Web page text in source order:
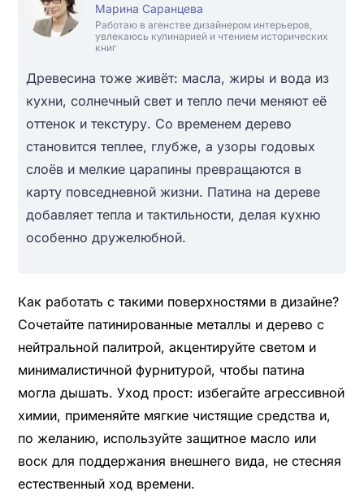
Марина Саранцева
Работаю в агенстве дизайнером интерьеров,
увлекаюсь кулинарией и чтением исторических
книг
Древесина тоже живёт: масла, жиры и вода из
кухни, солнечный свет и тепло печи меняют её
оттенок и текстуру. Со временем дерево
становится теплее, глубже, а узоры годовых
слоёв и мелкие царапины превращаются в
карту повседневной жизни. Патина на дереве
добавляет тепла и тактильности, делая кухню
особенно дружелюбной.
Как работать с такими поверхностями в дизайне?
Сочетайте патинированные металлы и дерево с
нейтральной палитрой, акцентируйте светом и
минималистичной фурнитурой, чтобы патина
могла дышать. Уход прост: избегайте агрессивной
химии, применяйте мягкие чистящие средства и,
по желанию, используйте защитное масло или
воск для поддержания внешнего вида, не стесняя
естественный ход времени.